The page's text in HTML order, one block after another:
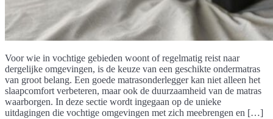
Voor wie in vochtige gebieden woont of regelmatig reist naar
dergelijke omgevingen, is de keuze van een geschikte ondermatras
van groot belang. Een goede matrasonderlegger kan niet alleen het
slaapcomfort verbeteren, maar ook de duurzaamheid van de matras
waarborgen. In deze sectie wordt ingegaan op de unieke
uitdagingen die vochtige omgevingen met zich meebrengen en […]